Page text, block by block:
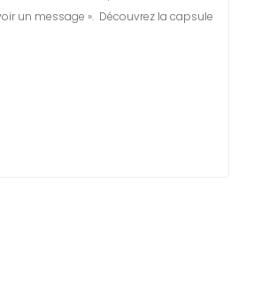
un message ». Découvrez la capsule